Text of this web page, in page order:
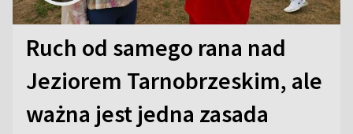
Ruch od samego rana nad
Jeziorem Tarnobrzeskim, ale
ważna jest jedna zasada